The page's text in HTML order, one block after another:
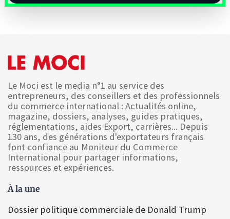
Le Moci est le media n°1 au service des
entrepreneurs, des conseillers et des professionnels
du commerce international : Actualités online,
magazine, dossiers, analyses, guides pratiques,
réglementations, aides Export, carrières... Depuis
130 ans, des générations d'exportateurs français
font confiance au Moniteur du Commerce
International pour partager informations,
ressources et expériences.
À la une
Dossier politique commerciale de Donald Trump